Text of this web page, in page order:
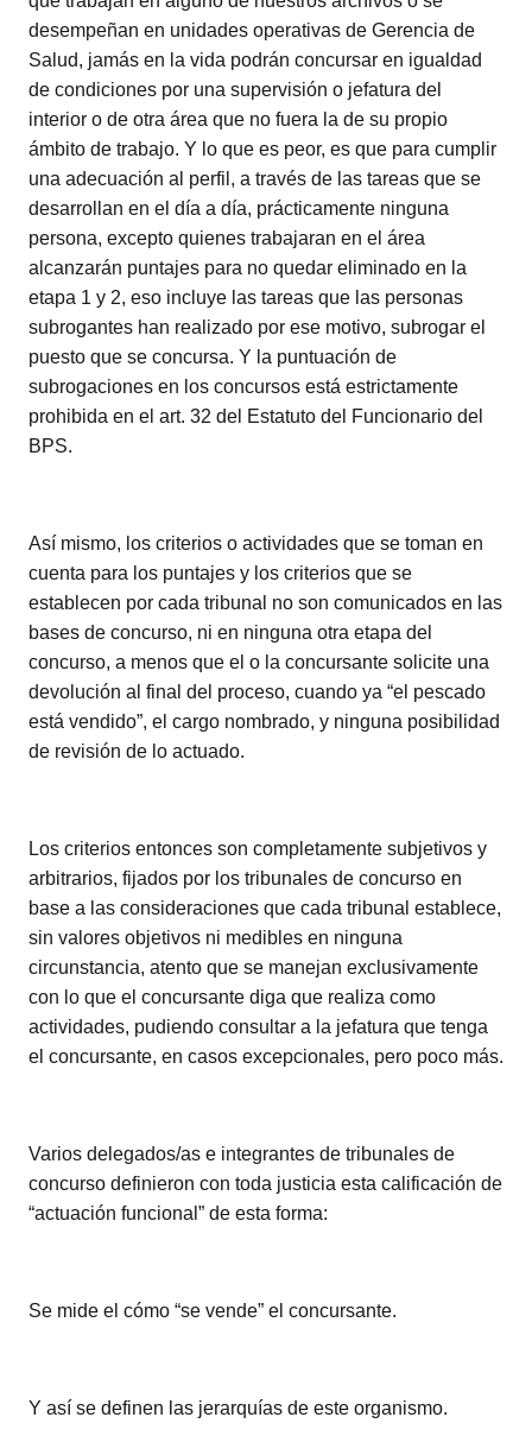
desempeñan en unidades operativas de Gerencia de
Salud, jamás en la vida podrán concursar en igualdad
de condiciones por una supervisión o jefatura del
interior o de otra área que no fuera la de su propio
ámbito de trabajo. Y lo que es peor, es que para cumplir
una adecuación al perfil, a través de las tareas que se
desarrollan en el día a día, prácticamente ninguna
persona, excepto quienes trabajaran en el área
alcanzarán puntajes para no quedar eliminado en la
etapa 1 y 2, eso incluye las tareas que las personas
subrogantes han realizado por ese motivo, subrogar el
puesto que se concursa. Y la puntuación de
subrogaciones en los concursos está estrictamente
prohibida en el art. 32 del Estatuto del Funcionario del
BPS.
Así mismo, los criterios o actividades que se toman en
cuenta para los puntajes y los criterios que se
establecen por cada tribunal no son comunicados en las
bases de concurso, ni en ninguna otra etapa del
concurso, a menos que el o la concursante solicite una
devolución al final del proceso, cuando ya “el pescado
está vendido”, el cargo nombrado, y ninguna posibilidad
de revisión de lo actuado.
Los criterios entonces son completamente subjetivos y
arbitrarios, fijados por los tribunales de concurso en
base a las consideraciones que cada tribunal establece,
sin valores objetivos ni medibles en ninguna
circunstancia, atento que se manejan exclusivamente
con lo que el concursante diga que realiza como
actividades, pudiendo consultar a la jefatura que tenga
el concursante, en casos excepcionales, pero poco más.
Varios delegados/as e integrantes de tribunales de
concurso definieron con toda justicia esta calificación de
“actuación funcional” de esta forma:
Se mide el cómo “se vende” el concursante.
Y así se definen las jerarquías de este organismo.